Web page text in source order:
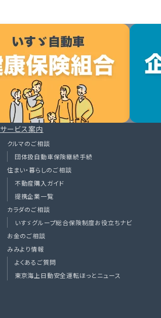
サービス案内
クルマのご相談
団体扱自動車保険継続手続
住まい・暮らしのご相談
不動産購入ガイド
提携企業一覧
カラダのご相談
いすゞグループ総合保険制度お役立ちナビ
お金のご相談
みみより情報
よくあるご質問
東京海上日動安全運転ほっとニュース